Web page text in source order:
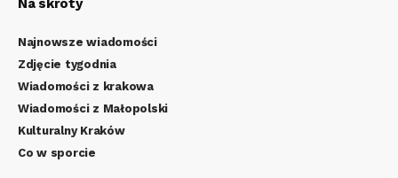
Na skróty
Najnowsze wiadomości
Zdjęcie tygodnia
Wiadomości z krakowa
Wiadomości z Małopolski
Kulturalny Kraków
Co w sporcie